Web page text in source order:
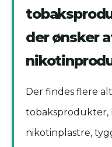
der ønsker
Der findes flere
tobaksprodukter,
nikotinplastre,